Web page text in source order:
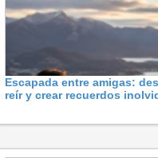
Escapada entre amigas:
reír y crear recuerdos